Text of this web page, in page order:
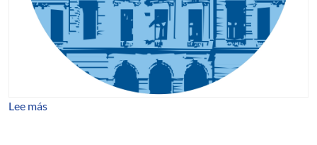
Lee más